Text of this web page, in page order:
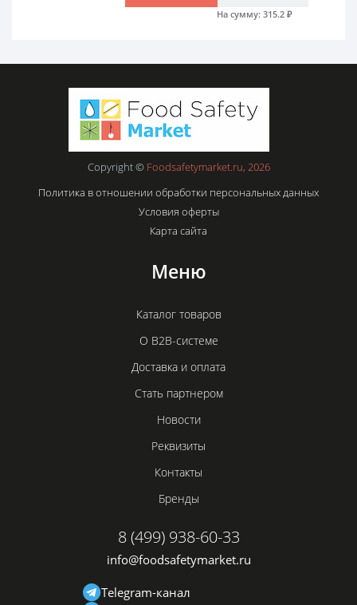
На сумму: 315.2 ₽
Copyright © Foodsafetymarket.ru, 2026
Политика в отношении обработки персональных данных
Условия оферты
Карта сайта
Меню
Каталог товаров
О B2B-системе
Доставка и оплата
Стать партнером
Новости
Реквизиты
Контакты
Бренды
8 (499) 938-60-33
info@foodsafetymarket.ru
Telegram-канал